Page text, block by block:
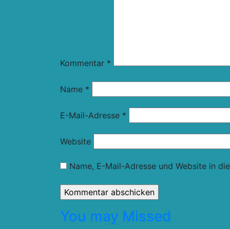
Kommentar *
Name *
E-Mail-Adresse *
Website
Name, E-Mail-Adresse und Website in
You may Missed